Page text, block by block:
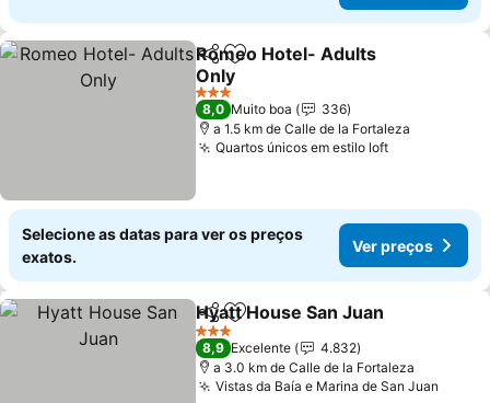
PartilharAdicionar aos favoritos
Romeo Hotel- Adults
Only
Ver preços
3 Estrelas
8,0 Muito boa
336
a 1.5 km de Calle de la Fortaleza
Quartos únicos em estilo loftVer preços
Selecione as datas para ver os preços
exatos.
Ver preços
PartilharAdicionar aos favoritos
Hyatt House San Juan
3 Estrelas
8,9 Excelente
4.832
a 3.0 km de Calle de la Fortaleza
Vistas da Baía e Marina de San Juan